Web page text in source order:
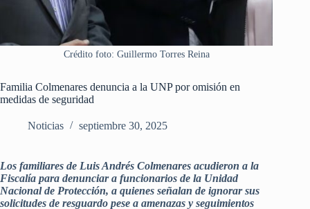
Crédito foto: Guillermo Torres Reina
Familia Colmenares denuncia a la UNP por omisión en
medidas de seguridad
Noticias septiembre 30, 2025
Los familiares de Luis Andrés Colmenares acudieron a la
Fiscalía para denunciar a funcionarios de la Unidad
Nacional de Protección, a quienes señalan de ignorar sus
solicitudes de resguardo pese a amenazas y seguimientos